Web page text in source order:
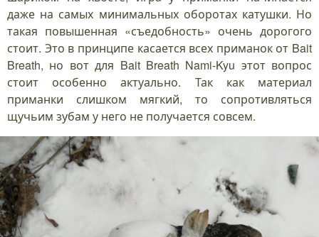
даже на самых минимальных оборотах катушки. Но
такая повышенная «съедобность» очень дорогого
стоит. Это в принципе касается всех приманок от Bait
Breath, но вот для Bait Breath Nami-Kyu этот вопрос
стоит особенно актуально. Так как материал
приманки слишком мягкий, то сопротивляться
щучьим зубам у него не получается совсем.